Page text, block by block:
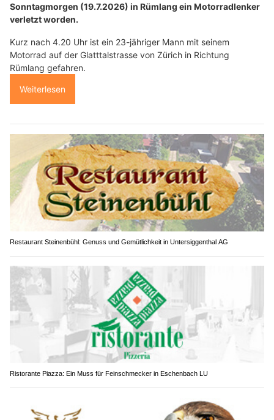
Sonntagmorgen (19.7.2026) in Rümlang ein Motorradlenker
verletzt worden.
Kurz nach 4.20 Uhr ist ein 23-jähriger Mann mit seinem
Motorrad auf der Glatttalstrasse von Zürich in Richtung
Rümlang gefahren.
Weiterlesen
Restaurant Steinenbühl: Genuss und Gemütlichkeit in Untersiggenthal AG
Ristorante Piazza: Ein Muss für Feinschmecker in Eschenbach LU